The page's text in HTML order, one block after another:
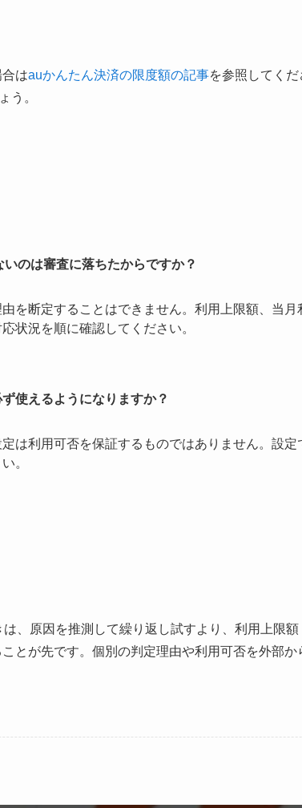
はauかんたん決済の限度額の記事を参照してく
う。
のは審査に落ちたからですか？
を断定することはできません。利用上限額、当月
状況を順に確認してください。
使えるようになりますか？
は利用可否を保証するものではありません。設
。
、原因を推測して繰り返し試すより、利用上限
とが先です。個別の判定理由や利用可否を外部